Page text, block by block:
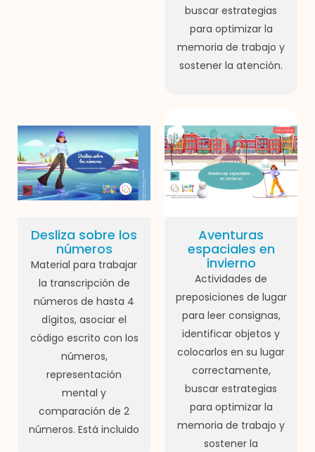
buscar estrategias
para optimizar la
memoria de trabajo y
sostener la atención.
Desliza sobre los
números
Material para trabajar
la transcripción de
números de hasta 4
dígitos, asociar el
código escrito con los
números,
representación
mental y
comparación de 2
números. Está incluido
Aventuras
espaciales en
invierno
Actividades de
preposiciones de lugar
para leer consignas,
identificar objetos y
colocarlos en su lugar
correctamente,
buscar estrategias
para optimizar la
memoria de trabajo y
sostener la